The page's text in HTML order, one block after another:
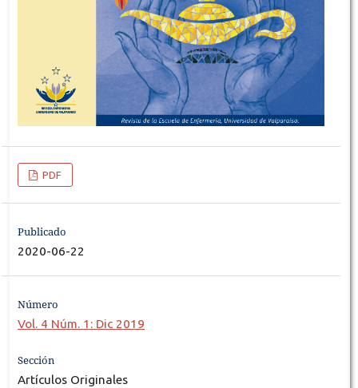
PDF
Publicado
2020-06-22
Número
Vol. 4 Núm. 1: Dic 2019
Sección
Artículos Originales